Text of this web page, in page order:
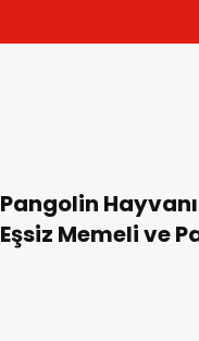
Pangolin
Eşsiz Memeli ve